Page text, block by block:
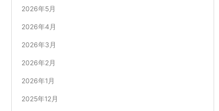
2026年5月
2026年4月
2026年3月
2026年2月
2026年1月
2025年12月